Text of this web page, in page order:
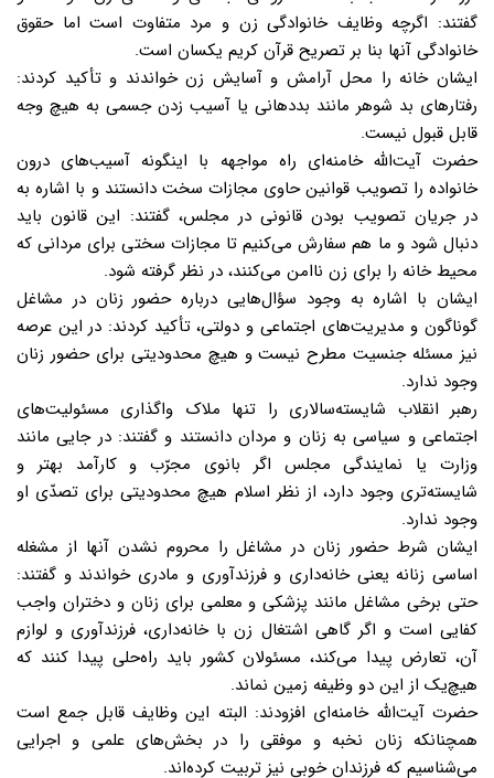
گفتند: اگرچه وظایف خانوادگی زن و مرد متفاوت است اما حقوق
خانوادگی آنها بنا بر تصریح قرآن کریم یکسان است.
ایشان خانه را محل آرامش و آسایش زن خواندند و تأکید کردند:
رفتارهای بد شوهر مانند بددهانی یا آسیب زدن جسمی به هیچ وجه
قابل قبول نیست.
حضرت آیت‌الله خامنه‌ای راه مواجهه با اینگونه آسیب‌های درون
خانواده را تصویب قوانین حاوی مجازات سخت دانستند و با اشاره به
در جریان تصویب بودن قانونی در مجلس، گفتند: این قانون باید
دنبال شود و ما هم سفارش می‌کنیم تا مجازات سختی برای مردانی که
محیط خانه را برای زن ناامن می‌کنند، در نظر گرفته شود.
ایشان با اشاره به وجود سؤال‌هایی درباره حضور زنان در مشاغل
گوناگون و مدیریت‌های اجتماعی و دولتی، تأکید کردند: در این عرصه
نیز مسئله جنسیت مطرح نیست و هیچ محدودیتی برای حضور زنان
وجود ندارد.
رهبر انقلاب شایسته‌سالاری را تنها ملاک واگذاری مسئولیت‌های
اجتماعی و سیاسی به زنان و مردان دانستند و گفتند: در جایی مانند
وزارت یا نمایندگی مجلس اگر بانوی مجرّب و کارآمد بهتر و
شایسته‌تری وجود دارد، از نظر اسلام هیچ محدودیتی برای تصدّی او
وجود ندارد.
ایشان شرط حضور زنان در مشاغل را محروم نشدن آنها از مشغله
اساسی زنانه یعنی خانه‌داری و فرزندآوری و مادری خواندند و گفتند:
حتی برخی مشاغل مانند پزشکی و معلمی برای زنان و دختران واجب
کفایی است و اگر گاهی اشتغال زن با خانه‌داری، فرزندآوری و لوازم
آن، تعارض پیدا می‌کند، مسئولان کشور باید راه‌حلی پیدا کنند که
هیچ‌یک از این دو وظیفه زمین نماند.
حضرت آیت‌الله خامنه‌ای افزودند: البته این وظایف قابل جمع است
همچنانکه زنان نخبه و موفقی را در بخش‌های علمی و اجرایی
می‌شناسیم که فرزندان خوبی نیز تربیت کرده‌اند.